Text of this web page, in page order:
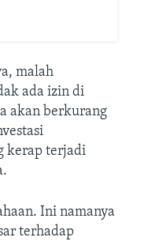
malah
ada izin di
akan berkurang
kerap terjadi
Ini namanya
terhadap